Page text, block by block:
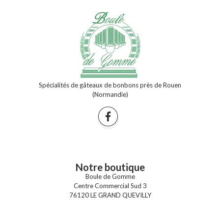
Spécialités de gâteaux de bonbons près de Rouen
(Normandie)
Notre boutique
Boule de Gomme
Centre Commercial Sud 3
76120 LE GRAND QUEVILLY